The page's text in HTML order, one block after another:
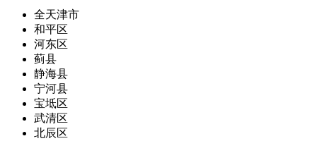
全天津市
和平区
河东区
蓟县
静海县
宁河县
宝坻区
武清区
北辰区